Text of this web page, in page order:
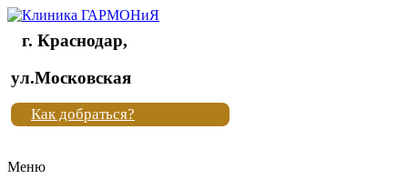
Клиника
"Новая
жизнь"
Клиника
г. Краснодар,
ул.Московская
Как добраться?
Меню